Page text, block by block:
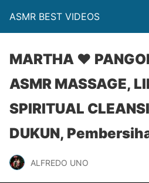
ASMR BEST VIDEOS
MARTHA ♥
ASMR MASSAGE,
SPIRITUAL
DUKUN,
ALFREDO UNO